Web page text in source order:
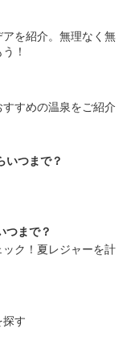
を紹介。無理なく無
！
すめの温泉をご紹介
いつまで？
つまで？
ク！夏レジャーを計
す